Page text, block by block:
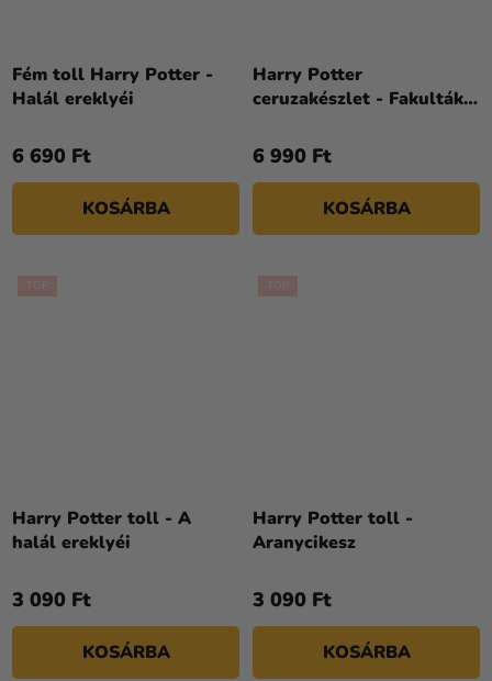
Fém toll Harry Potter -
Halál ereklyéi
6 690 Ft
KOSÁRBA
Harry Potter
ceruzakészlet - Fakulták
6 990 Ft
KOSÁRBA
Harry Potter toll - A
halál ereklyéi
3 090 Ft
KOSÁRBA
Harry Potter toll -
Aranycikesz
3 090 Ft
KOSÁRBA